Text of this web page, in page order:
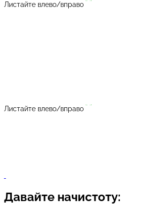
Листайте влево/вправо
Листайте влево/вправо
Давайте начистоту: